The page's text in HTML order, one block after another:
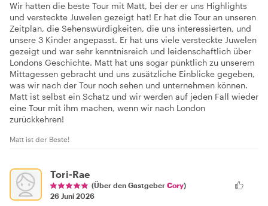
Wir hatten die beste Tour mit Matt, bei der er uns Highlights
und versteckte Juwelen gezeigt hat! Er hat die Tour an unseren
Zeitplan, die Sehenswürdigkeiten, die uns interessierten, und
unsere 3 Kinder angepasst. Er hat uns viele versteckte Juwelen
gezeigt und war sehr kenntnisreich und leidenschaftlich über
Londons Geschichte. Matt hat uns sogar pünktlich zu unserem
Mittagessen gebracht und uns zusätzliche Einblicke gegeben,
was wir nach der Tour noch sehen und unternehmen können.
Matt ist selbst ein Schatz und wir werden auf jeden Fall wieder
eine Tour mit ihm machen, wenn wir nach London
zurückkehren!
Matt ist der Beste!
Tori-Rae
(Über den Gastgeber Cory)
26 Juni 2026